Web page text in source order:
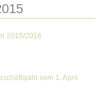
2015/2016
vom 1. April